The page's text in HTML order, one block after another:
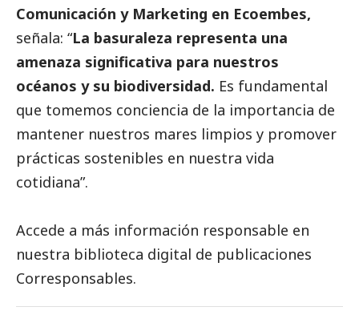
Comunicación y Marketing en Ecoembes,
señala: “La basuraleza representa una
amenaza significativa para nuestros
océanos y su biodiversidad. Es fundamental
que tomemos conciencia de la importancia de
mantener nuestros mares limpios y promover
prácticas sostenibles en nuestra vida
cotidiana”.
Accede a más información responsable en
nuestra biblioteca digital de publicaciones
Corresponsables.